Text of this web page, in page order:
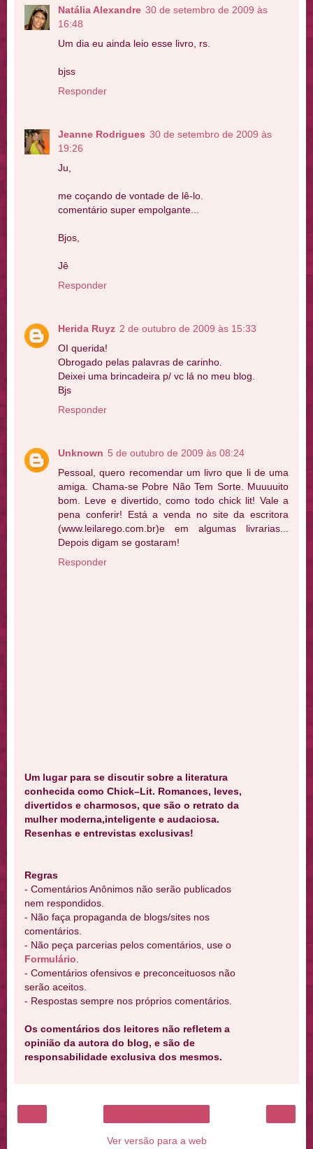
Natália Alexandre 30 de setembro de 2009 às
16:48
Um dia eu ainda leio esse livro, rs.
bjss
Responder
Jeanne Rodrigues 30 de setembro de 2009 às
19:26
Ju,
me coçando de vontade de lê-lo.
comentário super empolgante...
Bjos,
Jê
Responder
Herida Ruyz 2 de outubro de 2009 às 15:33
OI querida!
Obrogado pelas palavras de carinho.
Deixei uma brincadeira p/ vc lá no meu blog.
Bjs
Responder
Unknown 5 de outubro de 2009 às 08:24
Pessoal, quero recomendar um livro que li de uma
amiga. Chama-se Pobre Não Tem Sorte. Muuuuito
bom. Leve e divertido, como todo chick lit! Vale a
pena conferir! Está a venda no site da escritora
(www.leilarego.com.br)e em algumas livrarias...
Depois digam se gostaram!
Responder
Um lugar para se discutir sobre a literatura
conhecida como Chick–Lit. Romances, leves,
divertidos e charmosos, que são o retrato da
mulher moderna,inteligente e audaciosa.
Resenhas e entrevistas exclusivas!
Regras
- Comentários Anônimos não serão publicados
nem respondidos.
- Não faça propaganda de blogs/sites nos
comentários.
- Não peça parcerias pelos comentários, use o
Formulário
- Comentários ofensivos e preconceituosos não
serão aceitos.
- Respostas sempre nos próprios comentários.
Os comentários dos leitores não refletem a
opinião da autora do blog, e são de
responsabilidade exclusiva dos mesmos.
Ver versão para a web